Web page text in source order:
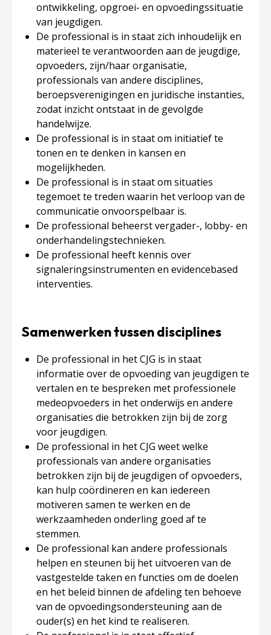
ontwikkeling, opgroei- en opvoedingssituatie
van jeugdigen.
De professional is in staat zich inhoudelijk en
materieel te verantwoorden aan de jeugdige,
opvoeders, zijn/haar organisatie,
professionals van andere disciplines,
beroepsverenigingen en juridische instanties,
zodat inzicht ontstaat in de gevolgde
handelwijze.
De professional is in staat om initiatief te
tonen en te denken in kansen en
mogelijkheden.
De professional is in staat om situaties
tegemoet te treden waarin het verloop van de
communicatie onvoorspelbaar is.
De professional beheerst vergader-, lobby- en
onderhandelingstechnieken.
De professional heeft kennis over
signaleringsinstrumenten en evidencebased
interventies.
Samenwerken tussen disciplines
De professional in het CJG is in staat
informatie over de opvoeding van jeugdigen te
vertalen en te bespreken met professionele
medeopvoeders in het onderwijs en andere
organisaties die betrokken zijn bij de zorg
voor jeugdigen.
De professional in het CJG weet welke
professionals van andere organisaties
betrokken zijn bij de jeugdigen of opvoeders,
kan hulp coördineren en kan iedereen
motiveren samen te werken en de
werkzaamheden onderling goed af te
stemmen.
De professional kan andere professionals
helpen en steunen bij het uitvoeren van de
vastgestelde taken en functies om de doelen
en het beleid binnen de afdeling ten behoeve
van de opvoedingsondersteuning aan de
ouder(s) en het kind te realiseren.